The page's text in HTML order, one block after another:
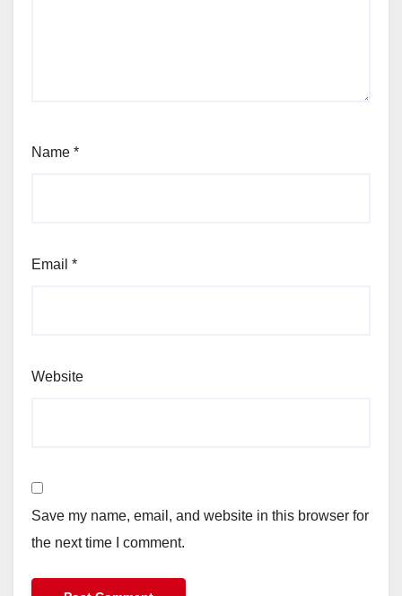
Name *
Email *
Website
Save my name, email, and website in this browser for
the next time I comment.